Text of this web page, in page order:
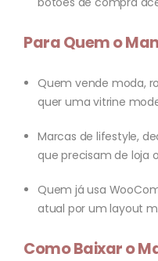
Para Quem o
Quem vende moda,
quer uma vitrine
Marcas de lifestyle,
que precisam de loja
Quem já usa
atual por um layout
Como Baixar o